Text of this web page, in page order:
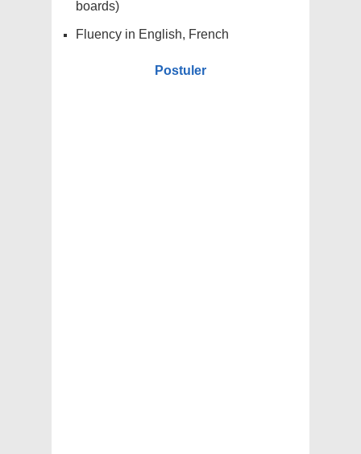
boards)
Fluency in English, French
Postuler